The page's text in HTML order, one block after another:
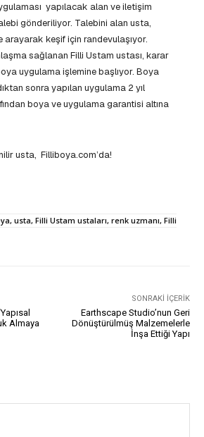
yapılacak alan ve iletişim
gönderiliyor. Talebini alan usta,
keşif için randevulaşıyor.
sağlanan Filli Ustam ustası, karar
uygulama işlemine başlıyor. Boya
sonra yapılan uygulama 2 yıl
boya ve uygulama garantisi altına
usta, Filliboya.com’da!
usta, Filli Ustam ustaları, renk uzmanı, Filli
Almaya
SONRAKI İÇERIK
Earthscape Studio’nun Geri
Dönüştürülmüş Malzemelerle
İnşa Ettiği Yapı